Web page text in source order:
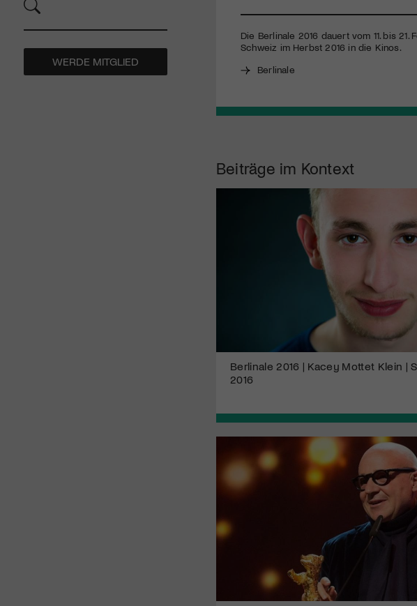
WERDE MITGLIED
Die Berlinale 2016 dauert vom 11. bis
Schweiz im Herbst 2016 in die Kinos.
Berlinale
Beiträge im Kontext
Berlinale 2016 | Kacey Mottet Klein |
2016